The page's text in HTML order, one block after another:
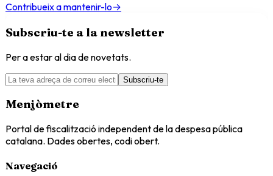
Contribueix a mantenir-lo→
Subscriu-te a la newsletter
Per a estar al dia de novetats.
Subscriu-te
Menjòmetre
Portal de fiscalització independent de la despesa pública
catalana. Dades obertes, codi obert.
Navegació